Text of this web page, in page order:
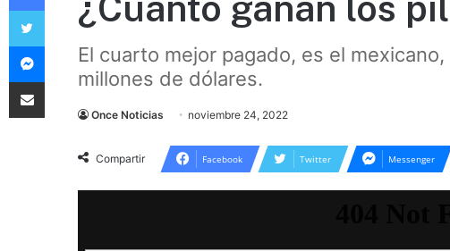
El cuarto mejor pagado, es el
millones de dólares.
Once Noticias noviembre 24, 2022
Compartir Facebook Twitter Messenger
Twitter
Messenger
Compartir vía Email